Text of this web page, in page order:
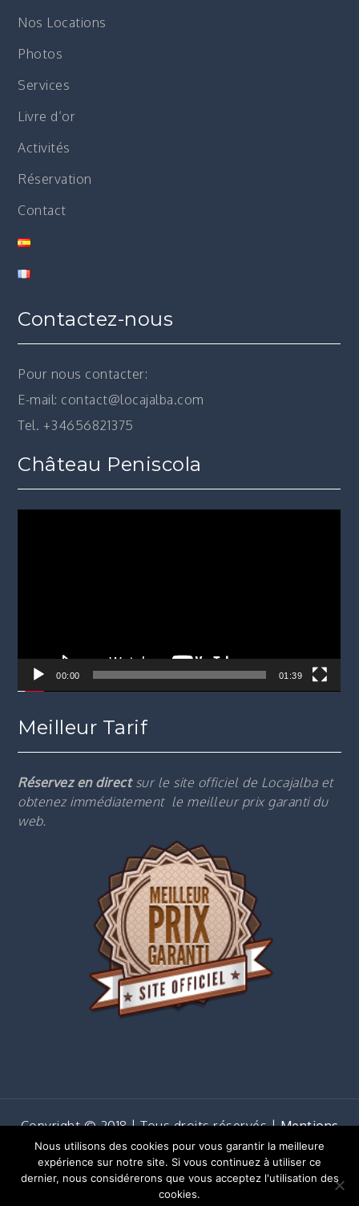
Nos Locations
Photos
Services
Livre d’or
Activités
Réservation
Contact
Contactez-nous
Pour nous contacter:
E-mail: contact@locajalba.com
Tel. +34656821375
Château Peniscola
00:00 01:39
Meilleur Tarif
Réservez en directsur le site officiel de Locajalba et
obtenez immédiatement le meilleur prix garanti du
web.
Copyright © 2018 | Tous droits réservés |Mentions
Shark Business byShark Themes
Copyright 2018 - Tous droits réservés - locajalba
Nous utilisons des cookies pour vous garantir la meilleure
expérience sur notre site. Si vous continuez à utiliser ce
dernier, nous considérerons que vous acceptez l'utilisation des
cookies.